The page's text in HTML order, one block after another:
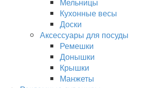
Кухонные весы
Доски
Аксессуары для посуды
Ремешки
Донышки
Крышки
Манжеты